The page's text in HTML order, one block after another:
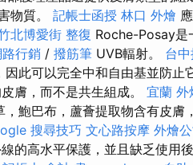
物質。 記帳士函授 林口 外燴
北博愛街 整復 Roche-Posay是
行銷 / 撥筋筆 UVB輻射。 台
此可以完全中和自由基並防止
膚，而不是共生組成。 宜蘭 外
鮑巴布，蘆薈提取物含有皮膚
搜尋技巧 文心路按摩 外燴
的高水平保護，並且缺乏使用